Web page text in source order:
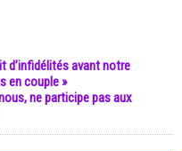
d’infidélités avant notre
en couple »
ne participe pas aux